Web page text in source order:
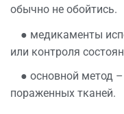
обычно не обойтись.
● медикаменты
или контроля
● основной метод –
пораженных тканей.